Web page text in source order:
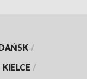
/
KIELCE /